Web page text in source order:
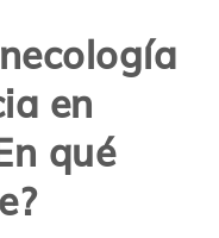
en
qué